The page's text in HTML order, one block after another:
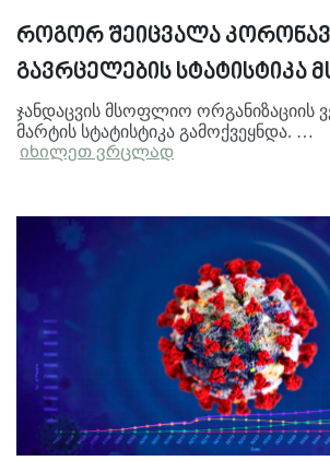
როგორ შეიცვალა
გავრცელების სტატისტიკა
ჯანდაცვის მსოფლიო ორგანიზაციის
მარტის სტატისტიკა გამოქვეყნდა. …
იხილეთ ვრცლად